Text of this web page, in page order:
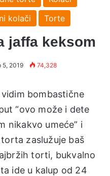
kolači Torte
jaffa keksom
5, 2019 74,328
bombastične
“ovo može i dete
nikakvo umeće” i
zaslužuje baš
torti, bukvalno
ide u kalup od 24